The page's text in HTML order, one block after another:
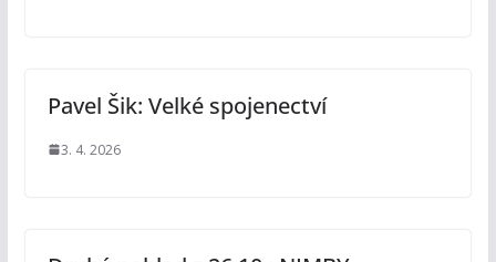
Pavel Šik: Velké spojenectví
3. 4. 2026